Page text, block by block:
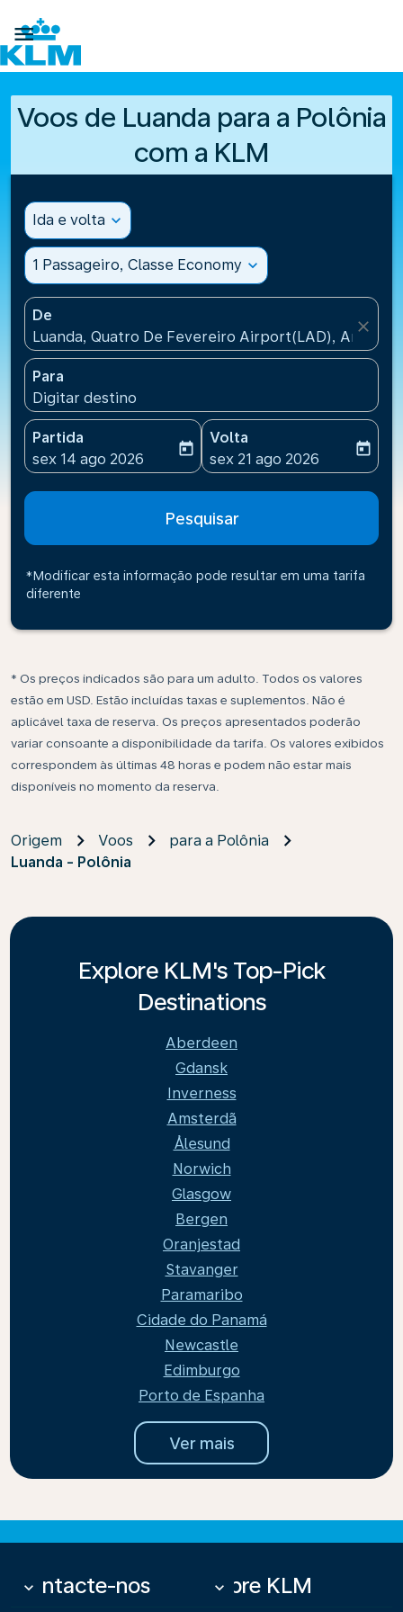

Voos de Luanda para a Polônia
com a KLM
Ida e volta expand_more
1 Passageiro, Classe Economy expand_more
De
Luanda, Quatro De Fevereiro Airport(LAD), Angola
close
Para
Digitar destino
Partida
fc-booking-departure-date-aria-label
sex 14 ago 2026
today
Volta
fc-booking-return-date-
sex 21 ago 2026
today
Pesquisar
*Modificar esta informação pode resultar em uma tarifa
diferente
* Os preços indicados são para um adulto. Todos os valores
estão em USD. Estão incluídas taxas e suplementos. Não é
aplicável taxa de reserva. Os preços apresentados poderão
variar consoante a disponibilidade da tarifa. Os valores exibidos
correspondem às últimas 48 horas e podem não estar mais
disponíveis no momento da reserva.
Origem Voos
para a Polônia
Luanda - Polônia
Explore KLM's Top-Pick
Destinations
Aberdeen
Gdansk
Inverness
Amsterdã
Ålesund
Norwich
Glasgow
Bergen
Oranjestad
Stavanger
Paramaribo
Cidade do Panamá
Newcastle
Edimburgo
Porto de Espanha
Ver mais
Contacte-nos
keyboard_arrow_down Sobre KLM
keyboard_arrow_down